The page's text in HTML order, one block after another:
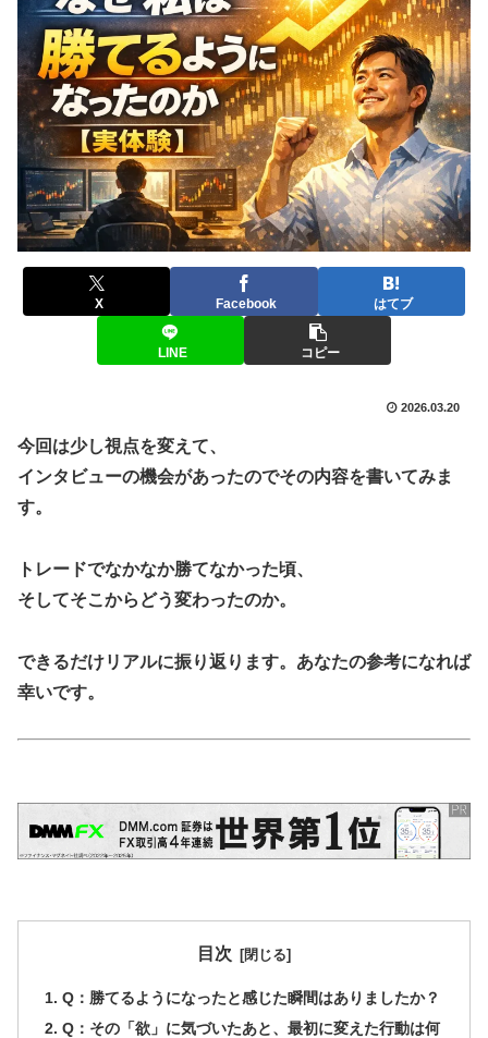
X Facebook はてブ
LINE コピー
2026.03.20
今回は少し視点を変えて、
インタビューの機会があったのでその内容を書いてみま
す。
トレードでなかなか勝てなかった頃、
そしてそこからどう変わったのか。
できるだけリアルに振り返ります。あなたの参考になれば
幸いです。
目次
Q：勝てるようになったと感じた瞬間はありましたか？
Q：その「欲」に気づいたあと、最初に変えた行動は何